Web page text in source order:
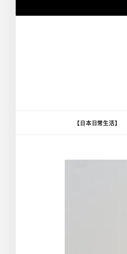
至
【日本日常生活】